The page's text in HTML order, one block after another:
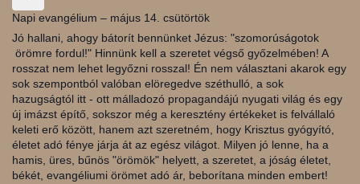
Napi evangélium – május 14. csütörtök
Jó hallani, ahogy bátorít bennünket Jézus: "szomorúságotok
örömre fordul!" Hinnünk kell a szeretet végső győzelmében! A
rosszat nem lehet legyőzni rosszal! Én nem választani akarok egy
sok szempontból valóban elöregedve széthulló, a sok
hazugságtól itt - ott málladozó propagandájú nyugati világ és egy
új imázst építő, sokszor még a keresztény értékeket is felvállaló
keleti erő között, hanem azt szeretném, hogy Krisztus gyógyító,
életet adó fénye járja át az egész világot. Milyen jó lenne, ha a
hamis, üres, bűnös "örömök" helyett, a szeretet, a jóság életet,
békét, evangéliumi örömet adó ár, beborítana minden embert!